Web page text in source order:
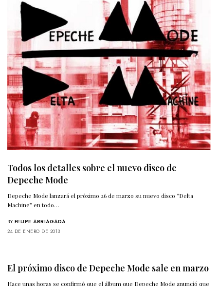
Todos los detalles sobre el nuevo disco de
Depeche Mode
Depeche Mode lanzará el próximo 26 de marzo su nuevo disco “Delta
Machine” en todo…
BY FELIPE ARRIAGADA
24 DE ENERO DE 2013
El próximo disco de Depeche Mode sale en marzo
Hace unas horas se confirmó que el álbum que Depeche Mode anunció que